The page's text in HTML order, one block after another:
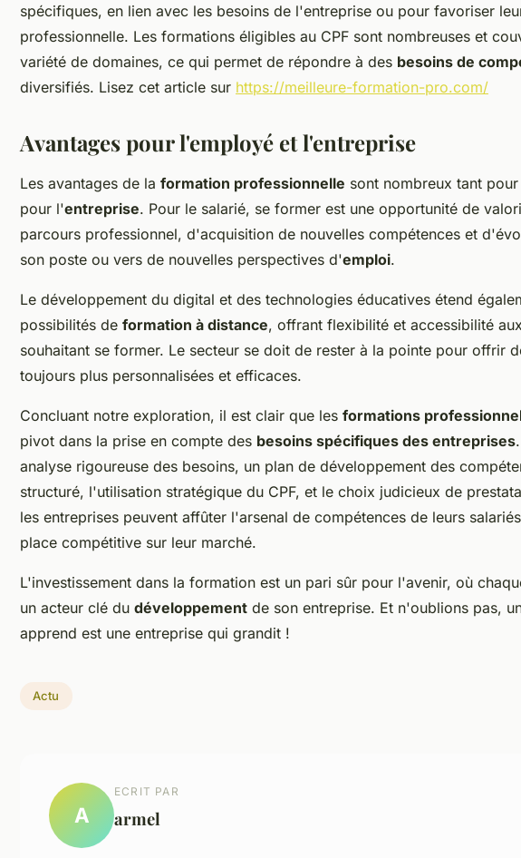
spécifiques, en lien avec les besoins de l'entreprise ou pour favoriser
professionnelle. Les formations éligibles au CPF sont nombreuses et
variété de domaines, ce qui permet de répondre à des besoins de
diversifiés. Lisez cet article sur https://meilleure-formation-pro.com/
Avantages pour l'employé et l'entreprise
Les avantages de la formation professionnelle sont nombreux tant
pour l'entreprise. Pour le salarié, se former est une opportunité de
parcours professionnel, d'acquisition de nouvelles compétences et
son poste ou vers de nouvelles perspectives d'emploi.
Le développement du digital et des technologies éducatives étend
possibilités de formation à distance, offrant flexibilité et accessibilité aux
souhaitant se former. Le secteur se doit de rester à la pointe pour offrir
toujours plus personnalisées et efficaces.
Concluant notre exploration, il est clair que les formations
pivot dans la prise en compte des besoins spécifiques des entreprises
analyse rigoureuse des besoins, un plan de développement des
structuré, l'utilisation stratégique du CPF, et le choix judicieux de
les entreprises peuvent affûter l'arsenal de compétences de leurs
place compétitive sur leur marché.
L'investissement dans la formation est un pari sûr pour l'avenir, où
un acteur clé du développement de son entreprise. Et n'oublions pas,
apprend est une entreprise qui grandit !
Actu
A
ECRIT PAR
armel